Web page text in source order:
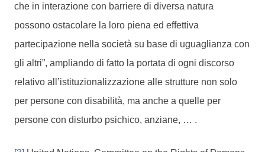
che in interazione con barriere di diversa natura
possono ostacolare la loro piena ed effettiva
partecipazione nella società su base di uguaglianza con
gli altri”, ampliando di fatto la portata di ogni discorso
relativo all’istituzionalizzazione alle strutture non solo
per persone con disabilità, ma anche a quelle per
persone con disturbo psichico, anziane, … .